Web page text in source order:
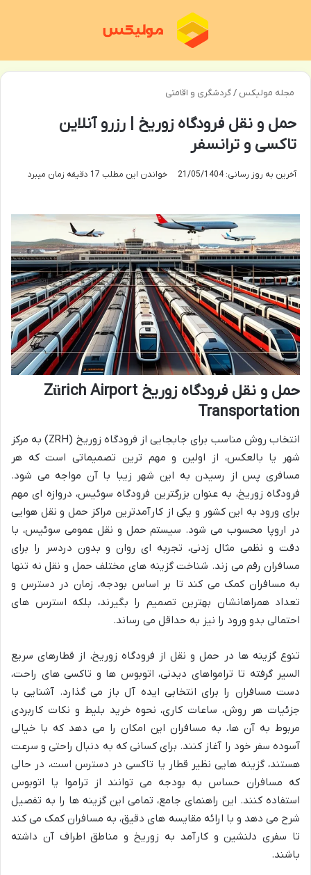
مجله مولیکس /گردشگری و اقامتی
حمل و نقل فرودگاه زوریخ | رزرو آنلاین
تاکسی و ترانسفر
آخرین به روز رسانی: 21/05/1404 خواندن این مطلب 17 دقیقه زمان میبرد
حمل و نقل فرودگاه زوریخ Zürich Airport
Transportation
انتخاب روش مناسب برای جابجایی از فرودگاه زوریخ (ZRH) به مرکز
شهر یا بالعکس، از اولین و مهم ترین تصمیماتی است که هر
مسافری پس از رسیدن به این شهر زیبا با آن مواجه می شود.
فرودگاه زوریخ، به عنوان بزرگترین فرودگاه سوئیس، دروازه ای مهم
برای ورود به این کشور و یکی از کارآمدترین مراکز حمل و نقل هوایی
در اروپا محسوب می شود. سیستم حمل و نقل عمومی سوئیس، با
دقت و نظمی مثال زدنی، تجربه ای روان و بدون دردسر را برای
مسافران رقم می زند. شناخت گزینه های مختلف حمل و نقل نه تنها
به مسافران کمک می کند تا بر اساس بودجه، زمان در دسترس و
تعداد همراهانشان بهترین تصمیم را بگیرند، بلکه استرس های
احتمالی بدو ورود را نیز به حداقل می رساند.
تنوع گزینه ها در حمل و نقل از فرودگاه زوریخ، از قطارهای سریع
السیر گرفته تا ترامواهای دیدنی، اتوبوس ها و تاکسی های راحت،
دست مسافران را برای انتخابی ایده آل باز می گذارد. آشنایی با
جزئیات هر روش، ساعات کاری، نحوه خرید بلیط و نکات کاربردی
مربوط به آن ها، به مسافران این امکان را می دهد که با خیالی
آسوده سفر خود را آغاز کنند. برای کسانی که به دنبال راحتی و سرعت
هستند، گزینه هایی نظیر قطار یا تاکسی در دسترس است، در حالی
که مسافران حساس به بودجه می توانند از تراموا یا اتوبوس
استفاده کنند. این راهنمای جامع، تمامی این گزینه ها را به تفصیل
شرح می دهد و با ارائه مقایسه های دقیق، به مسافران کمک می کند
تا سفری دلنشین و کارآمد به زوریخ و مناطق اطراف آن داشته
باشند.